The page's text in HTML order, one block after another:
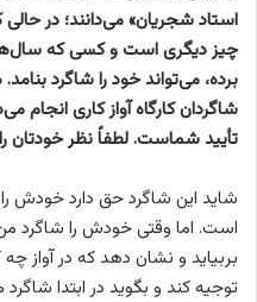
استاد شجریان» می‌دانند؛ در
چیز دیگری است و کسی که
برده، می‌تواند خود را شاگرد
شاگردان کارگاه آواز کاری انجام
تأیید شماست. لطفاً نظر خودتان را
شاید این شاگرد حق دارد خودش
است. اما وقتی خودش را شاگرد
بربیاید و نشان دهد که در آواز
توجیه کند و بگوید در ابتدا